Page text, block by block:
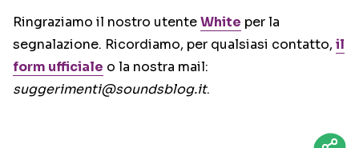
Ringraziamo il nostro utenteWhite per la
segnalazione. Ricordiamo, per qualsiasi contatto, il
form ufficiale o la nostra mail:
suggerimenti@soundsblog.it.